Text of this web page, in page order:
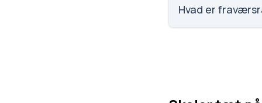
elevernes egne
Hvad er